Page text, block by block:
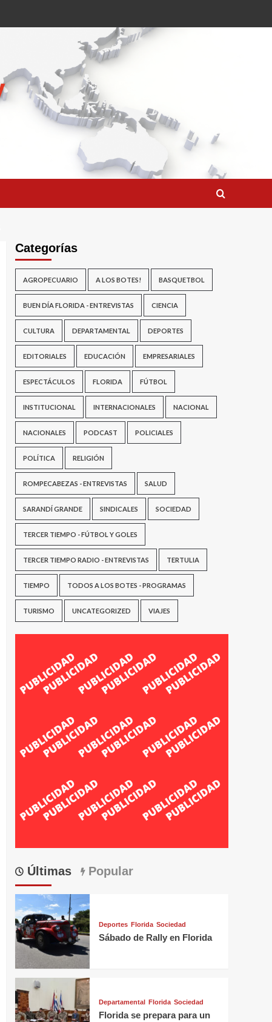
Categorías
AGROPECUARIO A LOS BOTES! BASQUETBOL
BUEN DÍA FLORIDA - ENTREVISTAS CIENCIA
CULTURA DEPARTAMENTAL DEPORTES
EDITORIALES EDUCACIÓN EMPRESARIALES
ESPECTÁCULOS FLORIDA FÚTBOL
INSTITUCIONAL INTERNACIONALES NACIONAL
NACIONALES PODCAST POLICIALES
POLÍTICA RELIGIÓN
ROMPECABEZAS - ENTREVISTAS SALUD
SARANDÍ GRANDE SINDICALES SOCIEDAD
TERCER TIEMPO - FÚTBOL Y GOLES
TERCER TIEMPO RADIO - ENTREVISTAS TERTULIA
TIEMPO TODOS A LOS BOTES - PROGRAMAS
TURISMO UNCATEGORIZED VIAJES
Últimas Popular
Deportes Florida Sociedad
Sábado de Rally en Florida
Departamental Florida Sociedad
Florida se prepara para un